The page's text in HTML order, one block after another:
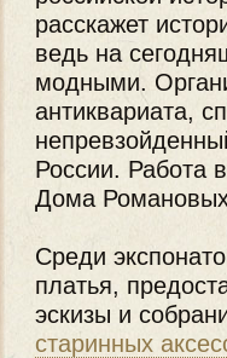
расскажет
ведь на
модными.
антиквариата,
России. Работа
Дома
Среди
платья,
эскизы и
старинных